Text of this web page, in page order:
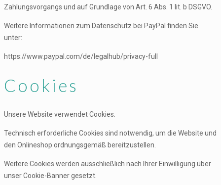
Zahlungsvorgangs und auf Grundlage von Art. 6 Abs. 1 lit. b DSGVO.
Weitere Informationen zum Datenschutz bei PayPal finden Sie
unter:
https://www.paypal.com/de/legalhub/privacy-full
Cookies
Unsere Website verwendet Cookies.
Technisch erforderliche Cookies sind notwendig, um die Website und
den Onlineshop ordnungsgemäß bereitzustellen.
Weitere Cookies werden ausschließlich nach Ihrer Einwilligung über
unser Cookie-Banner gesetzt.